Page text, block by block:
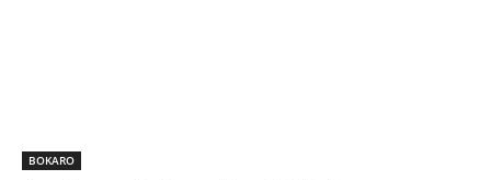
BOKARO